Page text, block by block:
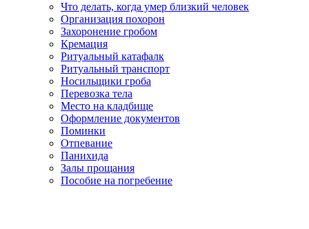
Что делать, когда умер близкий человек
Организация похорон
Захоронение гробом
Кремация
Ритуальный катафалк
Ритуальный транспорт
Носильщики гроба
Перевозка тела
Место на кладбище
Оформление документов
Поминки
Отпевание
Панихида
Залы прощания
Пособие на погребение